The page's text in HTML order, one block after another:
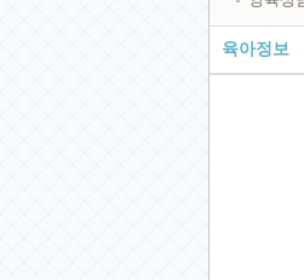
육아정보